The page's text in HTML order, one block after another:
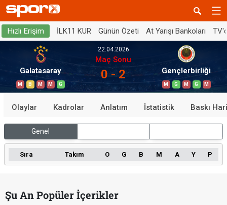
Hızlı Erişim İLK11 KUR Günün Özeti At Yarışı Bankoları
Galatasaray
M B M M G
22.04.2026
Maç Sonu
0 - 2 Gençlerbirliği
M G M G M
Olaylar Kadrolar Anlatım İstatistik Baskı
Genel
Sıra Takım O G B M A Y P
Şu An Popüler İçerikler